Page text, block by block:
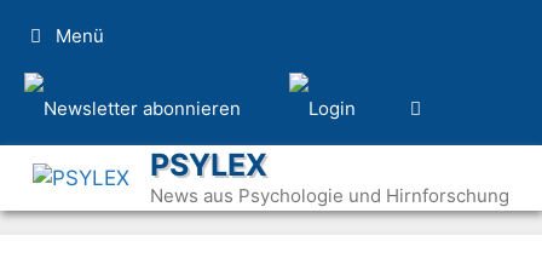
Inhalt
springen
Menü
PSYLEX
News aus Psychologie und Hirnforschung